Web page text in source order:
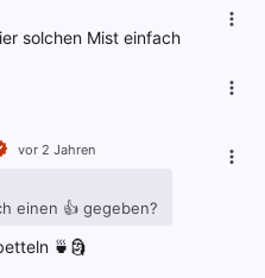
solchen Mist einfach
vor 2 Jahren
einen 👍 gegeben?
🍵🗿